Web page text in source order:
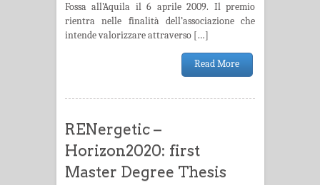
Fossa all’Aquila il 6 aprile 2009. Il premio
rientra nelle finalità dell’associazione che
intende valorizzare attraverso […]
Read More
RENergetic –
Horizon2020: first
Master Degree Thesis